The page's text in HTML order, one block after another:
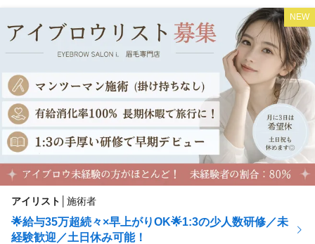
アイブロウサロン i. 仙台店
アイブロウサロン i. 山形店
山形県山形市
...他
NEW
アイリスト 施術者
🌟給与35万超続々×早上がりOK🌟1:3の少人数研修／未
経験歓迎／土日休み可能！